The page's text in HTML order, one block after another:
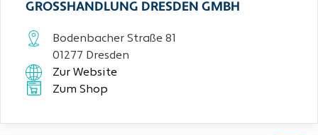
GROSSHANDLUNG DRESDEN GMBH
Bodenbacher Straße 81
01277 Dresden
Zur Website
Zum Shop